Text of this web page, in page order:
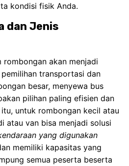
kondisi fisik Anda.
dan Jenis
akan menjadi
transportasi dan
besar, menyewa bus
pilihan paling efisien dan
untuk rombongan kecil atau
atau van bisa menjadi solusi
yang digunakan
memiliki kapasitas yang
semua peserta beserta